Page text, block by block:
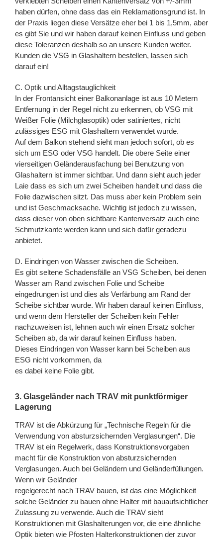
haben dürfen, ohne dass das ein Reklamationsgrund ist. In
der Praxis liegen diese Versätze eher bei 1 bis 1,5mm, aber
es gibt Sie und wir haben darauf keinen Einfluss und geben
diese Toleranzen deshalb so an unsere Kunden weiter.
Kunden die VSG in Glashaltern bestellen, lassen sich
darauf ein!
C. Optik und Alltagstauglichkeit
In der Frontansicht einer Balkonanlage ist aus 10 Metern
Entfernung in der Regel nicht zu erkennen, ob VSG mit
Weißer Folie (Milchglasoptik) oder satiniertes, nicht
zulässiges ESG mit Glashaltern verwendet wurde.
Auf dem Balkon stehend sieht man jedoch sofort, ob es
sich um ESG oder VSG handelt. Die obere Seite einer
vierseitigen Geländerausfachung bei Benutzung von
Glashaltern ist immer sichtbar. Und dann sieht auch jeder
Laie dass es sich um zwei Scheiben handelt und dass die
Folie dazwischen sitzt. Das muss aber kein Problem sein
und ist Geschmacksache. Wichtig ist jedoch zu wissen,
dass dieser von oben sichtbare Kantenversatz auch eine
Schmutzkante werden kann und sich dafür geradezu
anbietet.
D. Eindringen von Wasser zwischen die Scheiben.
Es gibt seltene Schadensfälle an VSG Scheiben, bei denen
Wasser am Rand zwischen Folie und Scheibe
eingedrungen ist und dies als Verfärbung am Rand der
Scheibe sichtbar wurde. Wir haben darauf keinen Einfluss,
und wenn dem Hersteller der Scheiben kein Fehler
nachzuweisen ist, lehnen auch wir einen Ersatz solcher
Scheiben ab, da wir darauf keinen Einfluss haben.
Dieses Eindringen von Wasser kann bei Scheiben aus
ESG nicht vorkommen, da
es dabei keine Folie gibt.
3. Glasgeländer nach TRAV mit punktförmiger
Lagerung
TRAV ist die Abkürzung für „Technische Regeln für die
Verwendung von absturzsichernden Verglasungen“. Die
TRAV ist ein Regelwerk, dass Konstruktionsvorgaben
macht für die Konstruktion von absturzsichernden
Verglasungen. Auch bei Geländern und Geländerfüllungen.
Wenn wir Geländer
regelgerecht nach TRAV bauen, ist das eine Möglichkeit
solche Geländer zu bauen ohne Halter mit bauaufsichtlicher
Zulassung zu verwende. Auch die TRAV sieht
Konstruktionen mit Glashalterungen vor, die eine ähnliche
Optik bieten wie Pfosten Halterkonstruktionen der zuvor